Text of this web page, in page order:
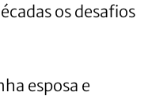
os desafios
esposa e